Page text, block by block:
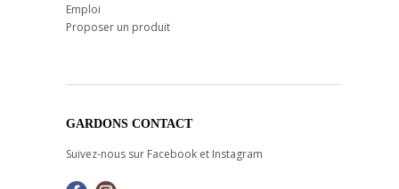
Emploi
Proposer un produit
GARDONS CONTACT
Suivez-nous sur Facebook et Instagram